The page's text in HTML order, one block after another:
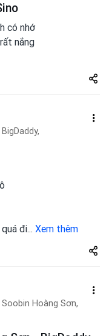
có nhớ
nắng
Share
zuto.vn
BigDaddy,
quá đi... Xem thêm
Share
zuto.vn
Soobin Hoàng Sơn,